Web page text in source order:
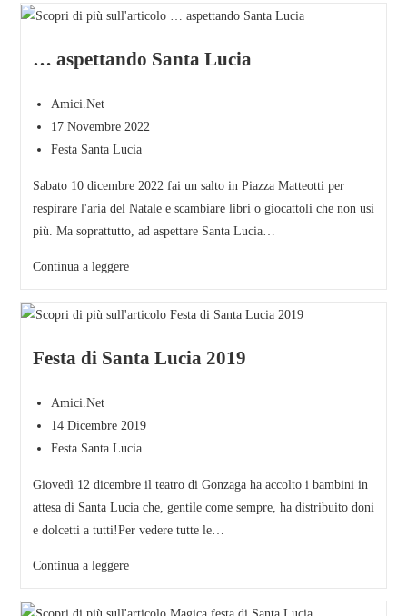
… aspettando Santa Lucia
Amici.Net
17 Novembre 2022
Festa Santa Lucia
Sabato 10 dicembre 2022 fai un salto in Piazza Matteotti per
respirare l'aria del Natale e scambiare libri o giocattoli che non usi
più. Ma soprattutto, ad aspettare Santa Lucia…
Continua a leggere
Festa di Santa Lucia 2019
Amici.Net
14 Dicembre 2019
Festa Santa Lucia
Giovedì 12 dicembre il teatro di Gonzaga ha accolto i bambini in
attesa di Santa Lucia che, gentile come sempre, ha distribuito doni
e dolcetti a tutti!Per vedere tutte le…
Continua a leggere